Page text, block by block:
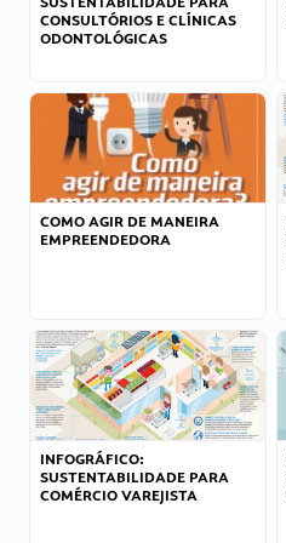
CONSULTÓRIOS E CLÍNICAS
ODONTOLÓGICAS
COMO AGIR DE MANEIRA
EMPREENDEDORA
INFOGRÁFICO:
SUSTENTABILIDADE PARA
COMÉRCIO VAREJISTA